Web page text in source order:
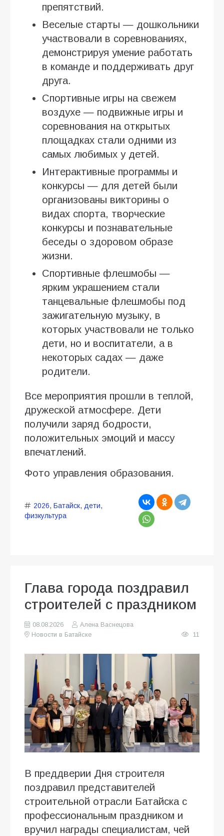
препятствий.
Веселые старты — дошкольники
участвовали в соревнованиях,
демонстрируя умение работать
в команде и поддерживать друг
друга.
Спортивные игры на свежем
воздухе — подвижные игры и
соревнования на открытых
площадках стали одними из
самых любимых у детей.
Интерактивные программы и
конкурсы — для детей были
организованы викторины о
видах спорта, творческие
конкурсы и познавательные
беседы о здоровом образе
жизни.
Спортивные флешмобы —
ярким украшением стали
танцевальные флешмобы под
зажигательную музыку, в
которых участвовали не только
дети, но и воспитатели, а в
некоторых садах — даже
родители.
Все мероприятия прошли в теплой,
дружеской атмосфере. Дети
получили заряд бодрости,
положительных эмоций и массу
впечатлений.
Фото управления образования.
2026, Батайск, дети,
физкультура
Глава города поздравил
строителей с праздником
08.08.2026
Алена Васнецова
Новости в Батайске
11
В преддверии Дня строителя
поздравил представителей
строительной отрасли Батайска с
профессиональным праздником и
вручил награды специалистам, чей